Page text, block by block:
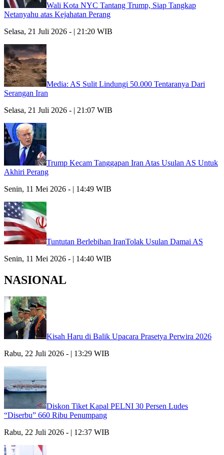
Wali Kota NYC Tantang Trump, Siap Tangkap
Netanyahu atas Kejahatan Perang
Selasa, 21 Juli 2026 - | 21:20 WIB
Media: AS Sulit Lindungi 50.000 Tentaranya Dari
Serangan Iran
Selasa, 21 Juli 2026 - | 21:07 WIB
Trump Kecam Tanggapan Iran Atas Usulan AS Untuk
Akhiri Perang
Senin, 11 Mei 2026 - | 14:49 WIB
Tuntutan Berlebihan IranTolak Usulan Damai AS
Senin, 11 Mei 2026 - | 14:40 WIB
NASIONAL
Kisah Haru di Balik Upacara Prasetya Perwira 2026
Rabu, 22 Juli 2026 - | 13:29 WIB
Diskon Tiket Kapal PELNI 30 Persen Ludes
“Diserbu” 660 Ribu Penumpang
Rabu, 22 Juli 2026 - | 12:37 WIB